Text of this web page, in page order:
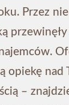
Przez
opiekę nad
–